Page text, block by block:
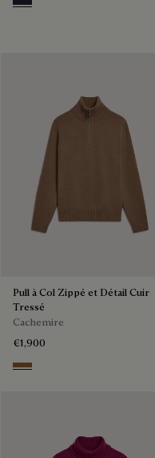
Cold Night Blue
Pull à Col Zippé et Détail Cuir
Tressé
Cachemire
€1,900
Walnut